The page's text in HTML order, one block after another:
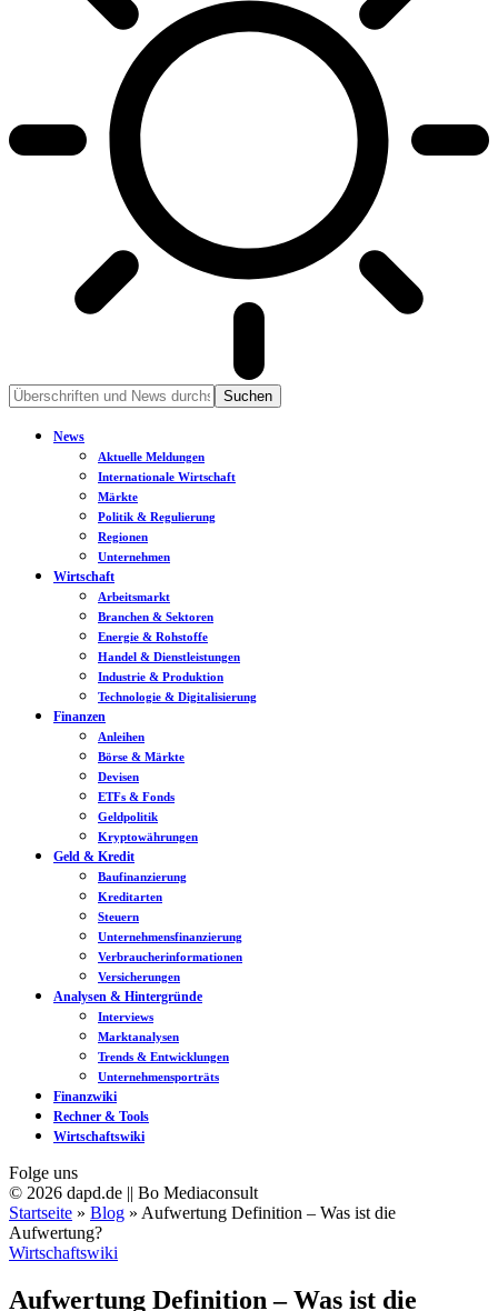
News
Aktuelle Meldungen
Internationale Wirtschaft
Märkte
Politik & Regulierung
Regionen
Unternehmen
Wirtschaft
Arbeitsmarkt
Branchen & Sektoren
Energie & Rohstoffe
Handel & Dienstleistungen
Industrie & Produktion
Technologie & Digitalisierung
Finanzen
Anleihen
Börse & Märkte
Devisen
ETFs & Fonds
Geldpolitik
Kryptowährungen
Geld & Kredit
Baufinanzierung
Kreditarten
Steuern
Unternehmensfinanzierung
Verbraucherinformationen
Versicherungen
Analysen & Hintergründe
Interviews
Marktanalysen
Trends & Entwicklungen
Unternehmensporträts
Finanzwiki
Rechner & Tools
Wirtschaftswiki
Folge uns
© 2026 dapd.de || Bo Mediaconsult
Startseite » Blog » Aufwertung Definition – Was ist die
Aufwertung?
Wirtschaftswiki
Aufwertung Definition – Was ist die